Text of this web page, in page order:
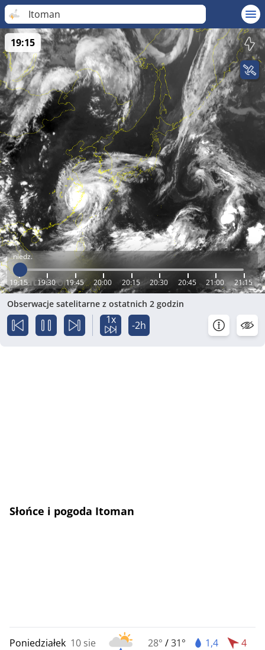
Itoman
niedz.
19:15 19:30 19:45 20:00 20:15 20:30 20:45 21:00 21:15
19:15
Obserwacje satelitarne z ostatnich 2 godzin
1x -2h
Słońce i pogoda Itoman
Poniedziałek 10 sie 28° /31° 1,4 4